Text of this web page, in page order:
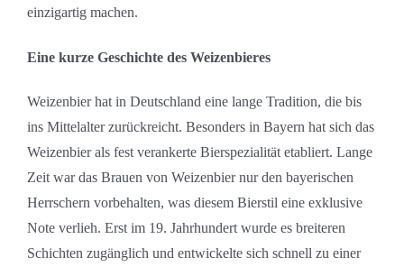
einzigartig machen.
Eine kurze Geschichte des Weizenbieres
Weizenbier hat in Deutschland eine lange Tradition, die bis
ins Mittelalter zurückreicht. Besonders in Bayern hat sich das
Weizenbier als fest verankerte Bierspezialität etabliert. Lange
Zeit war das Brauen von Weizenbier nur den bayerischen
Herrschern vorbehalten, was diesem Bierstil eine exklusive
Note verlieh. Erst im 19. Jahrhundert wurde es breiteren
Schichten zugänglich und entwickelte sich schnell zu einer